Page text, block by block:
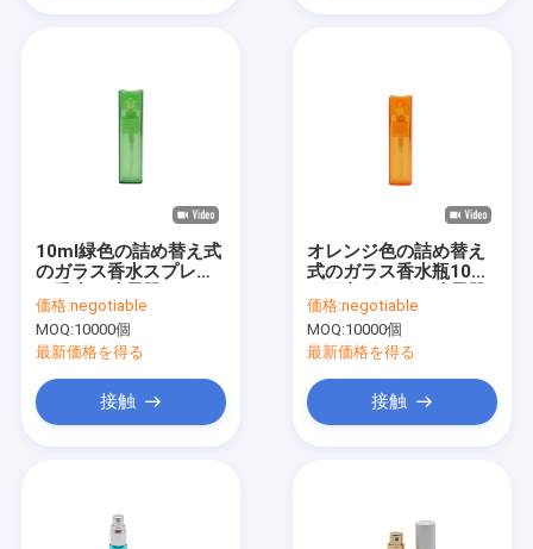
10ml緑色の詰め替え式
のガラス香水スプレー
詰めにします
価格:negotiable
MOQ:10000個
最新価格を得る
接触
オレンジ色の詰め替え
式のガラス香水瓶10ml
価格:negotiable
MOQ:10000個
最新価格を得る
接触